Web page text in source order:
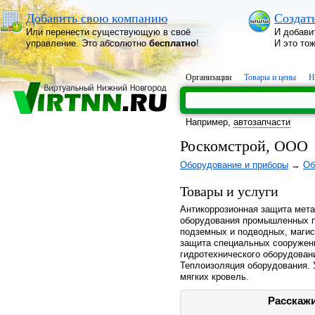
Добавить свою компанию
Или перенести существующую в своё
управление. Это абсолютнобесплатно!
И
И это
Организации Товары и цены
Например, автозапчасти
Роскомстрой, ООО
Оборудование и приборы →
Товары и услуги
Антикоррозионная защита
оборудования промышленных
подземных и подводных,
защита специальных
гидротехнического
Теплоизоляция
мягких кровель.